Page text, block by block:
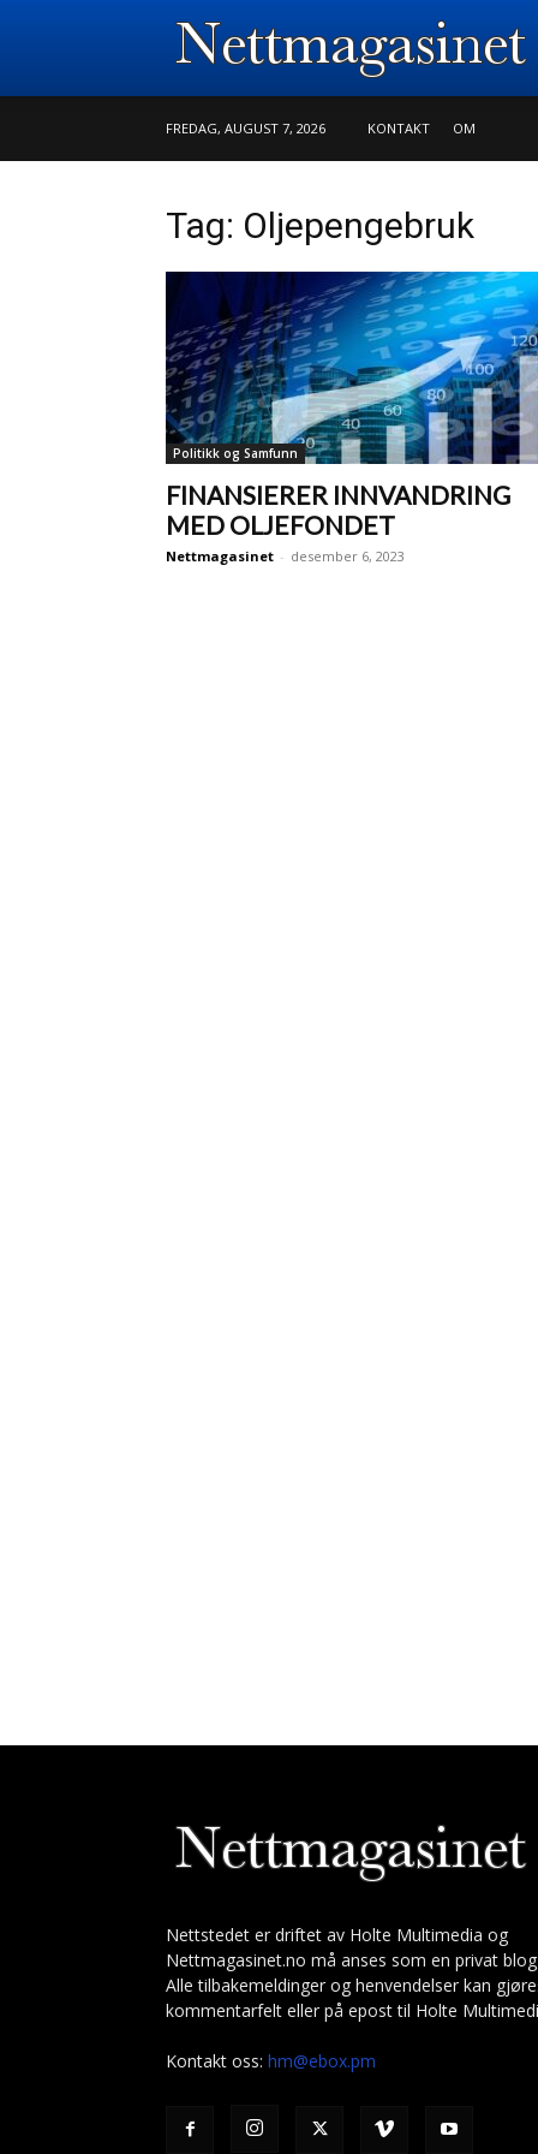
FREDAG, AUGUST 7, 2026 KONTAKT OM
Tag: Oljepengebruk
Politikk og Samfunn
FINANSIERER INNVANDRING
MED OLJEFONDET
Nettmagasinet - desember 6, 2023
Nettstedet er driftet av Holte Multimedia og
Nettmagasinet.no må anses som en privat
Alle tilbakemeldinger og henvendelser kan
kommentarfelt eller på epost til Holte
Kontakt oss: hm@ebox.pm